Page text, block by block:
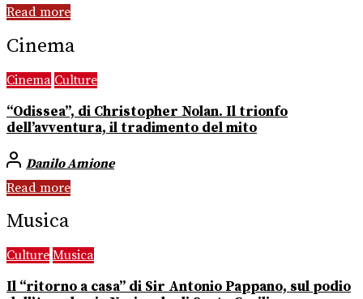
Read more
Cinema
Cinema Culture
“Odissea”, di Christopher Nolan. Il trionfo
dell’avventura, il tradimento del mito
Danilo Amione
Read more
Musica
Culture Musica
Il “ritorno a casa” di Sir Antonio Pappano, sul podio